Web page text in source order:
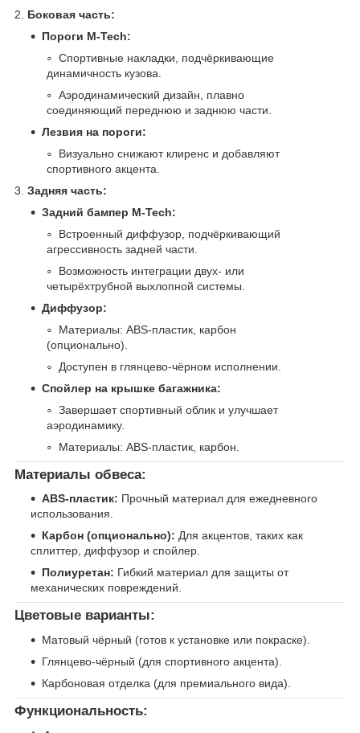
2. Боковая часть:
Пороги M-Tech:
Спортивные накладки, подчёркивающие
динамичность кузова.
Аэродинамический дизайн, плавно
соединяющий переднюю и заднюю части.
Лезвия на пороги:
Визуально снижают клиренс и добавляют
спортивного акцента.
3. Задняя часть:
Задний бампер M-Tech:
Встроенный диффузор, подчёркивающий
агрессивность задней части.
Возможность интеграции двух- или
четырёхтрубной выхлопной системы.
Диффузор:
Материалы: ABS-пластик, карбон
(опционально).
Доступен в глянцево-чёрном исполнении.
Спойлер на крышке багажника:
Завершает спортивный облик и улучшает
аэродинамику.
Материалы: ABS-пластик, карбон.
Материалы обвеса:
ABS-пластик: Прочный материал для ежедневного
использования.
Карбон (опционально): Для акцентов, таких как
сплиттер, диффузор и спойлер.
Полиуретан: Гибкий материал для защиты от
механических повреждений.
Цветовые варианты:
Матовый чёрный (готов к установке или покраске).
Глянцево-чёрный (для спортивного акцента).
Карбоновая отделка (для премиального вида).
Функциональность: